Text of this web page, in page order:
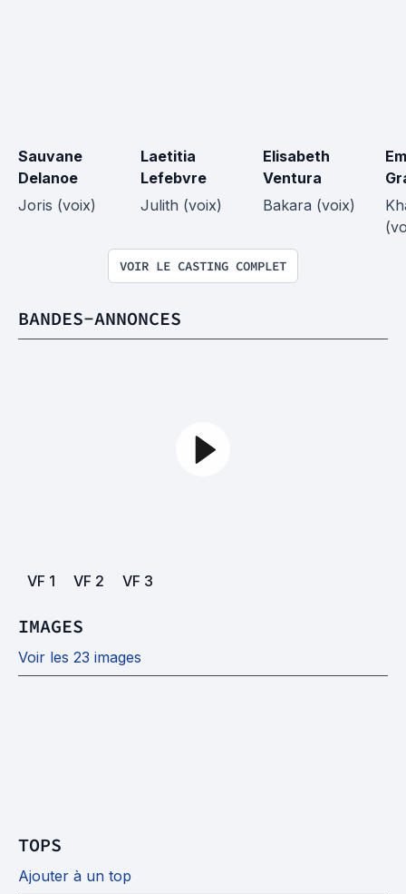
Sauvane
Delanoe
Joris (voix)
Laetitia
Lefebvre
Julith (voix)
Elisabeth
Ventura
Bakara (voix)
VOIR LE CASTING COMPLET
BANDES-ANNONCES
VF 1 VF 2 VF 3
IMAGES
Voir les 23 images
TOPS
Ajouter à un top